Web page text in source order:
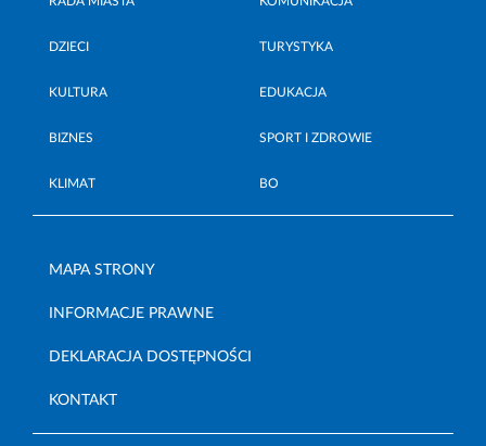
DZIECI TURYSTYKA
KULTURA EDUKACJA
BIZNES SPORT I ZDROWIE
KLIMAT BO
MAPA STRONY
INFORMACJE PRAWNE
DEKLARACJA DOSTĘPNOŚCI
KONTAKT